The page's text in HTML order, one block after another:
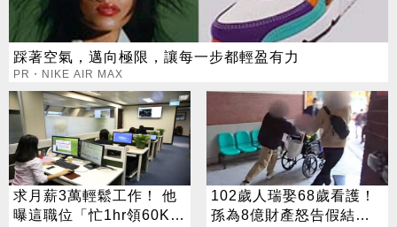
踩著空氣，邁向極限，讓每一步都輕盈有力
PR・NIKE AIR MAX
求月薪3萬輕鬆工作！ 他
曝這職位「忙1hr領60K」
102歲人瑞娶68歲看護！
孫為8億財產怒告假結婚